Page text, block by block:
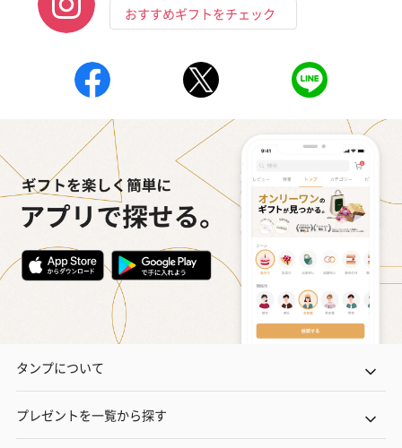
おすすめギフトをチェック
タンプについて
プレゼントを一覧から探す